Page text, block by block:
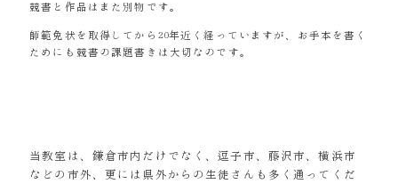
競書と作品はまた別物です。
師範免状を取得してから20年近く経っていますが、お手本を書く
ためにも競書の課題書きは大切なのです。
当教室は、鎌倉市内だけでなく、逗子市、藤沢市、横浜市
などの市外、更には県外からの生徒さんも多く通ってくだ